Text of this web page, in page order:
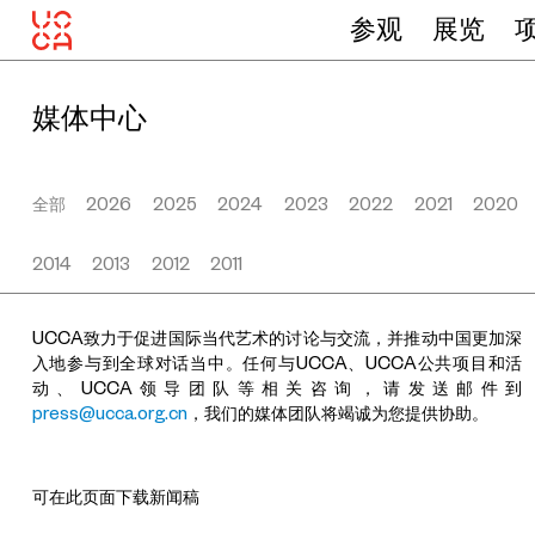
参观 展览
媒体中心
全部 2026 2025 2024 2023 2022 2021 2020
2014 2013 2012 2011
UCCA致力于促进国际当代艺术的讨论与交流，并推动中国更加深
入地参与到全球对话当中。任何与UCCA、UCCA公共项目和活
动、UCCA领导团队等相关咨询，请发送邮件到
press@ucca.org.cn，我们的媒体团队将竭诚为您提供协助。
可在此页面下载新闻稿